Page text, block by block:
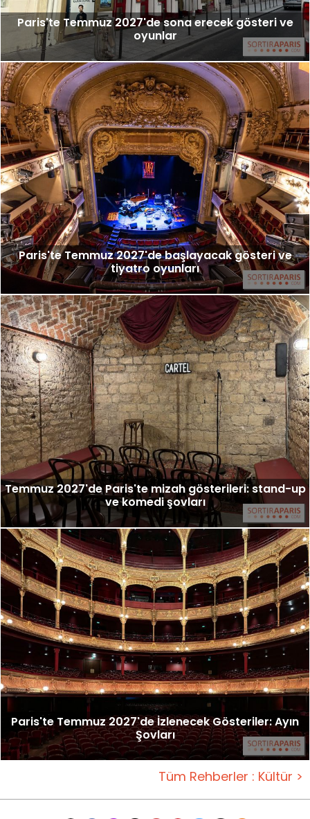
Paris'te Temmuz 2027'de sona erecek gösteri ve
oyunlar
Paris'te Temmuz 2027'de başlayacak gösteri ve
tiyatro oyunları
Temmuz 2027'de Paris'te mizah gösterileri: stand-up
ve komedi şovları
Paris'te Temmuz 2027'de İzlenecek Gösteriler: Ayın
Şovları
Tüm Rehberler : Kültür >